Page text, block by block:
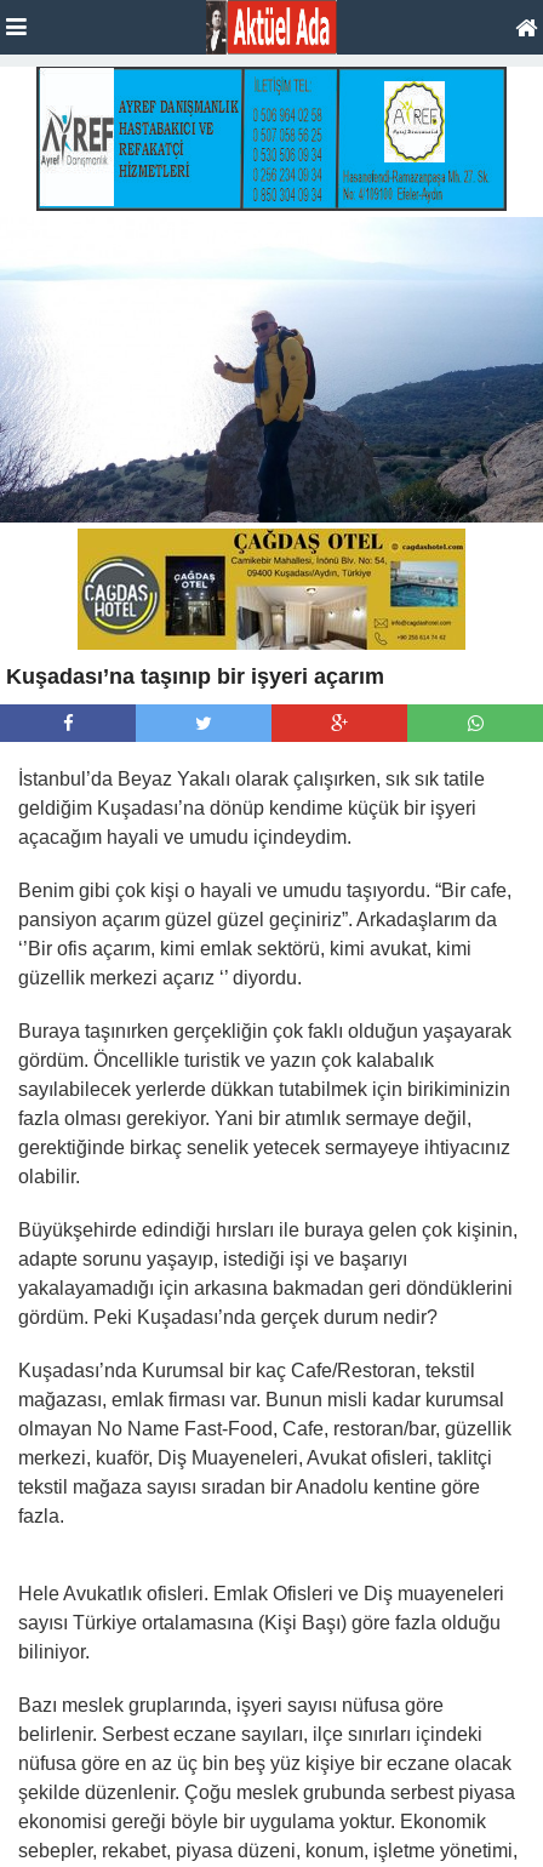
Kuşadası’na taşınıp bir işyeri açarım
İstanbul’da Beyaz Yakalı olarak çalışırken, sık sık tatile
geldiğim Kuşadası’na dönüp kendime küçük bir işyeri
açacağım hayali ve umudu içindeydim.
Benim gibi çok kişi o hayali ve umudu taşıyordu. “Bir cafe,
pansiyon açarım güzel güzel geçiniriz”. Arkadaşlarım da
‘’Bir ofis açarım, kimi emlak sektörü, kimi avukat, kimi
güzellik merkezi açarız ‘’ diyordu.
Buraya taşınırken gerçekliğin çok faklı olduğun yaşayarak
gördüm. Öncellikle turistik ve yazın çok kalabalık
sayılabilecek yerlerde dükkan tutabilmek için birikiminizin
fazla olması gerekiyor. Yani bir atımlık sermaye değil,
gerektiğinde birkaç senelik yetecek sermayeye ihtiyacınız
olabilir.
Büyükşehirde edindiği hırsları ile buraya gelen çok kişinin,
adapte sorunu yaşayıp, istediği işi ve başarıyı
yakalayamadığı için arkasına bakmadan geri döndüklerini
gördüm. Peki Kuşadası’nda gerçek durum nedir?
Kuşadası’nda Kurumsal bir kaç Cafe/Restoran, tekstil
mağazası, emlak firması var. Bunun misli kadar kurumsal
olmayan No Name Fast-Food, Cafe, restoran/bar, güzellik
merkezi, kuaför, Diş Muayeneleri, Avukat ofisleri, taklitçi
tekstil mağaza sayısı sıradan bir Anadolu kentine göre
fazla.
Hele Avukatlık ofisleri. Emlak Ofisleri ve Diş muayeneleri
sayısı Türkiye ortalamasına (Kişi Başı) göre fazla olduğu
biliniyor.
Bazı meslek gruplarında, işyeri sayısı nüfusa göre
belirlenir. Serbest eczane sayıları, ilçe sınırları içindeki
nüfusa göre en az üç bin beş yüz kişiye bir eczane olacak
şekilde düzenlenir. Çoğu meslek grubunda serbest piyasa
ekonomisi gereği böyle bir uygulama yoktur. Ekonomik
sebepler, rekabet, piyasa düzeni, konum, işletme yönetimi,